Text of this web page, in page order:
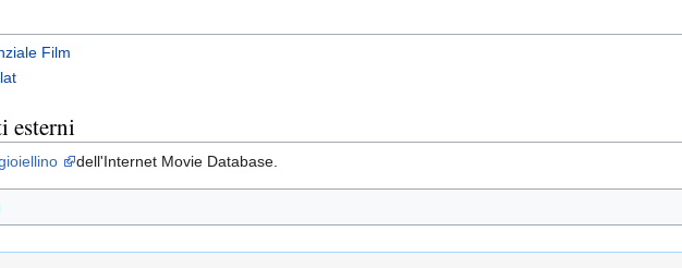
Film
esterni
dell'Internet Movie Database.